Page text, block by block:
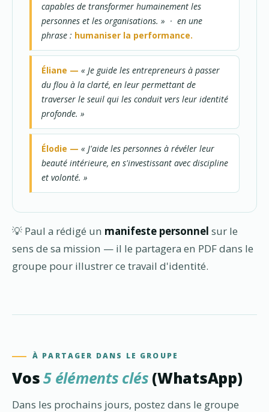
capables de transformer humainement les
personnes et les organisations. » · en une
phrase : humaniser la performance.
Éliane — « Je guide les entrepreneurs à passer
du flou à la clarté, en leur permettant de
traverser le seuil qui les conduit vers leur identité
profonde. »
Élodie — « J'aide les personnes à révéler leur
beauté intérieure, en s'investissant avec discipline
et volonté. »
💡 Paul a rédigé un manifeste personnel sur le
sens de sa mission — il le partagera en PDF dans le
groupe pour illustrer ce travail d'identité.
À PARTAGER DANS LE GROUPE
Vos5 éléments clés (WhatsApp)
Dans les prochains jours, postez dans le groupe